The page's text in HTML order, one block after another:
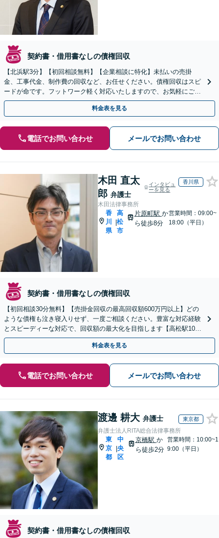
契約書・借用書なしの債権回収
【北浜駅3分】【初回相談無料】【企業相談に特化】未払いの売掛
金、工事代金、制作費の回収など、お任せください。債権回収はスピ
ードが命です。フットワーク軽く対応いたしますので、お気軽にご相
談ください。【電話相談可】【夜間・土日相談可】
料金表を見る
電話でお問い合わせ メールでお問い合わせ
木田 直太
郎 弁護士
インタビュ
ーを見る
香川県
木田法律事務所
香
川
県
|
高
松
市
片原町駅 か
ら徒歩8分
営業時間：09:00~
18:00（平日）
契約書・借用書なしの債権回収
【初回相談30分無料】【売掛金回収の最高回収額600万円以上】どの
ような債権も泣き寝入りせず、一度ご相談ください。豊富な対応経験
とスピーディーな対応で、回収額の最大化を目指します【高松駅10
分】【平日夜間・土日祝対応可（要予約）】
料金表を見る
電話でお問い合わせ メールでお問い合わせ
渡邊 耕大 弁護士 東京都
弁護士法人RITA総合法律事務所
東
京
都
|
中
央
区
京橋駅 か
ら徒歩2分
営業時間：10:00~1
9:00（平日）
契約書・借用書なしの債権回収